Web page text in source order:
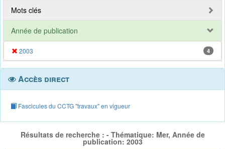
Mots clés
Année de publication
2003 4
Accès direct
Fascicules du CCTG "travaux" en vigueur
Résultats de recherche : - Thématique: Mer, Année de
publication: 2003